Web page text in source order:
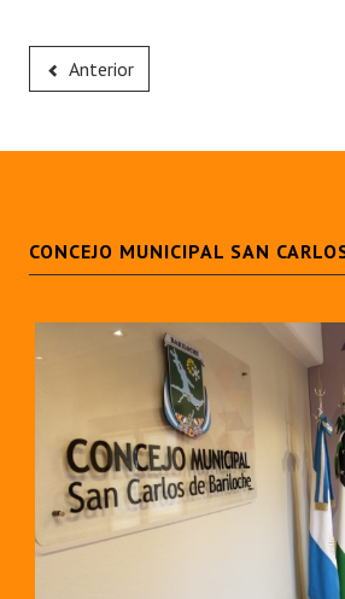
Anterior
CONCEJO MUNICIPAL SAN